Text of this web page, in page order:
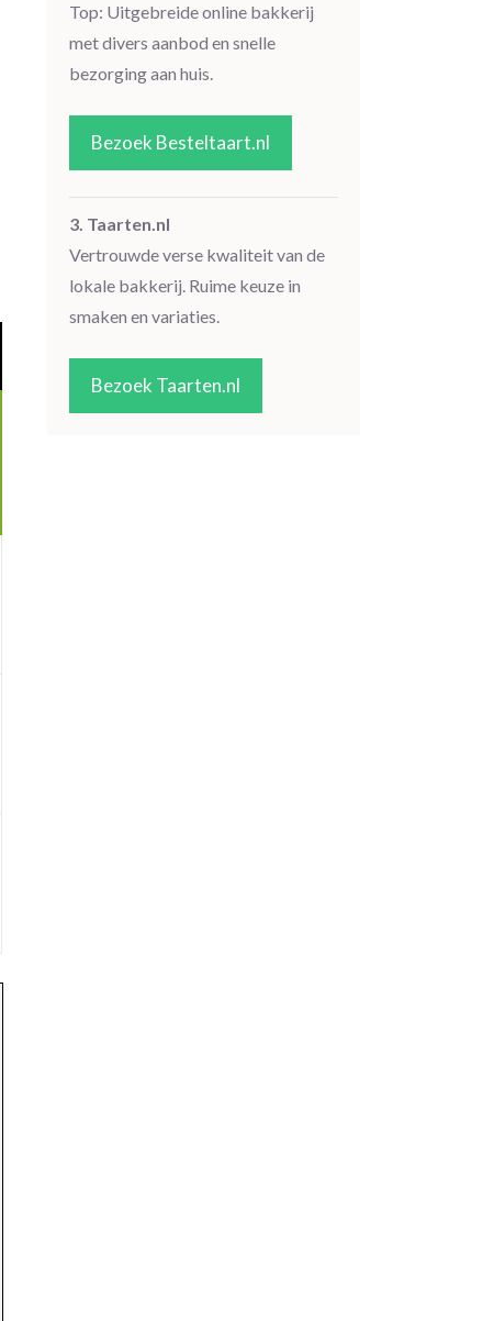
Top: Uitgebreide online bakkerij
met divers aanbod en snelle
bezorging aan huis.
Bezoek Besteltaart.nl
3. Taarten.nl
Vertrouwde verse kwaliteit van de
lokale bakkerij. Ruime keuze in
smaken en variaties.
Bezoek Taarten.nl